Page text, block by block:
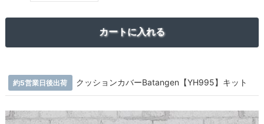
約5営業日後出荷 クッションカバーBatangen【YH995】キット